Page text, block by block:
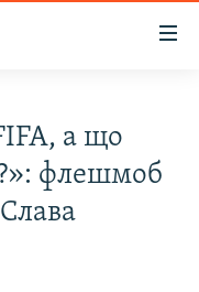
а що
флешмоб